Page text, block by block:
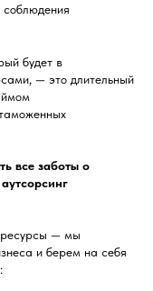
соблюдения
будет в
— это длительный
все заботы о
ресурсы — мы
и берем на себя